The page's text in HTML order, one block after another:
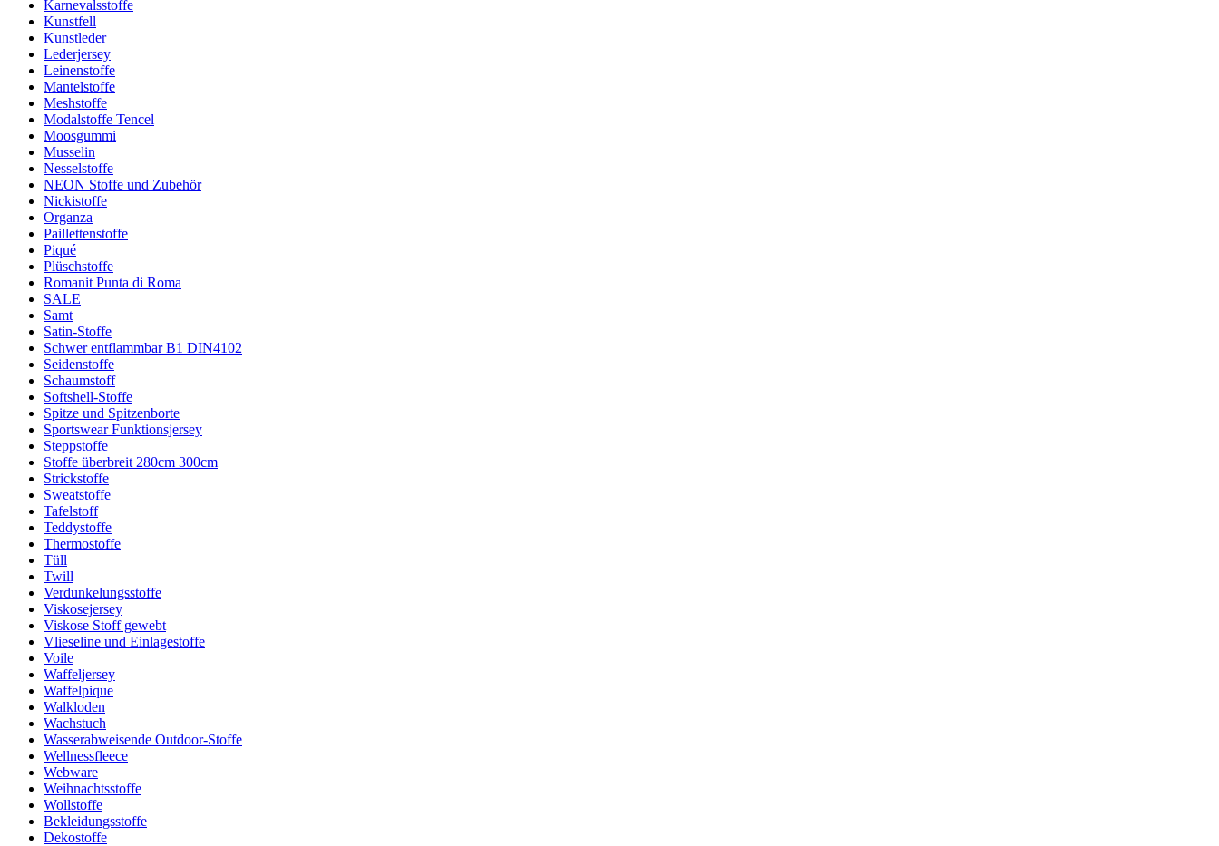
Karnevalsstoffe
Kunstfell
Kunstleder
Lederjersey
Leinenstoffe
Mantelstoffe
Meshstoffe
Modalstoffe Tencel
Moosgummi
Musselin
Nesselstoffe
NEON Stoffe und Zubehör
Nickistoffe
Organza
Paillettenstoffe
Piqué
Plüschstoffe
Romanit Punta di Roma
SALE
Samt
Satin-Stoffe
Schwer entflammbar B1 DIN4102
Seidenstoffe
Schaumstoff
Softshell-Stoffe
Spitze und Spitzenborte
Sportswear Funktionsjersey
Steppstoffe
Stoffe überbreit 280cm 300cm
Strickstoffe
Sweatstoffe
Tafelstoff
Teddystoffe
Thermostoffe
Tüll
Twill
Verdunkelungsstoffe
Viskosejersey
Viskose Stoff gewebt
Vlieseline und Einlagestoffe
Voile
Waffeljersey
Waffelpique
Walkloden
Wachstuch
Wasserabweisende Outdoor-Stoffe
Wellnessfleece
Webware
Weihnachtsstoffe
Wollstoffe
Bekleidungsstoffe
Dekostoffe